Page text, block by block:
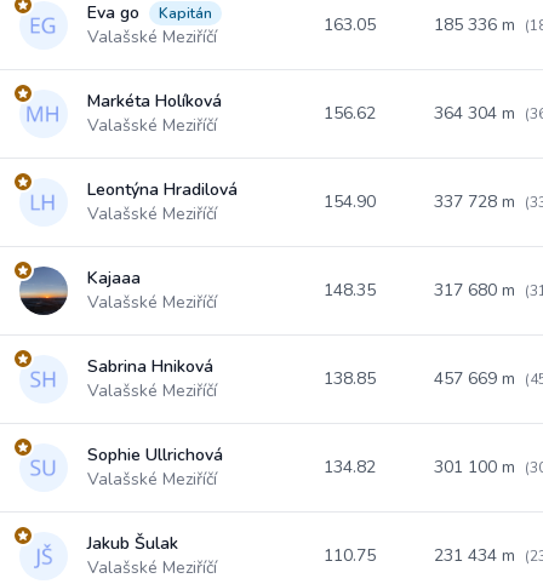
Eva go Kapitán
Valašské Meziříčí
163.05 185 336 m
Markéta Holíková
Valašské Meziříčí
156.62 364 304 m
Leontýna Hradilová
Valašské Meziříčí
154.90 337 728 m
Kajaaa
Valašské Meziříčí
148.35 317 680 m
Sabrina Hniková
Valašské Meziříčí
138.85 457 669 m
Sophie Ullrichová
Valašské Meziříčí
134.82 301 100 m
Jakub Šulak
Valašské Meziříčí
110.75 231 434 m